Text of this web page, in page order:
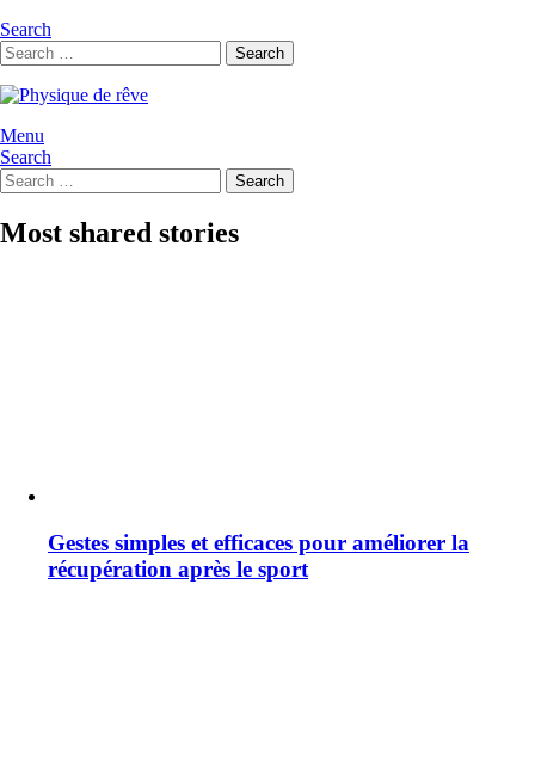
Search
Search
for:
Search
Menu
Search
Search
for:
Search
Most shared stories
Gestes simples et efficaces pour améliorer la
récupération après le sport